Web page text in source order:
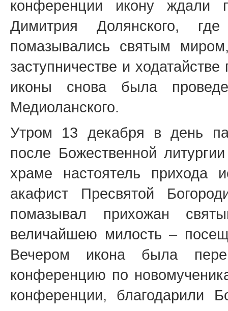
конференции икону
Димитрия Долянского,
помазывались святым
заступничестве и
иконы снова была
Медиоланского.
Утром 13 декабря в день
после Божественной
храме настоятель прихода
акафист Пресвятой
помазывал прихожан
величайшею милость –
Вечером икона была
конференцию по
конференции, благодарили